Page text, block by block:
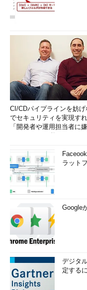
CI/CDパイプラインを妨
でセキュリティを実現すれ
「開発者や運用担当者に
ラット
Google
デジタ
定する